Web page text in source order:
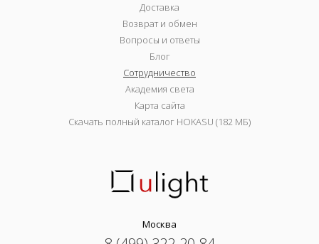
Доставка
Возврат и обмен
Вопросы и ответы
Блог
Сотрудничество
Академия света
Карта сайта
Скачать полный каталог HOKASU (182 МБ)
Москва